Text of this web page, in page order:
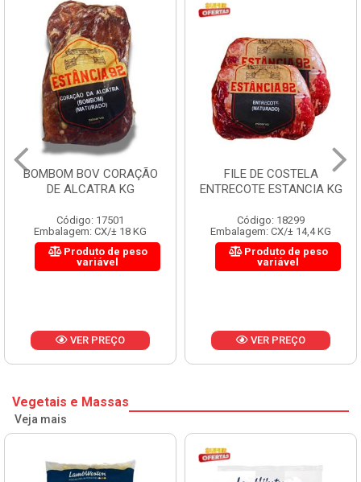
BOMBOM BOV CORAÇÃO
DE ALCATRA KG
Código: 17501
Embalagem: CX/± 18 KG
Produto de peso
variável
VER PREÇO
FILE DE COSTELA
ENTRECOTE ESTANCIA KG
Código: 18299
Embalagem: CX/± 14,4 KG
Produto de peso
variável
VER PREÇO
Vegetais e Massas
Veja mais